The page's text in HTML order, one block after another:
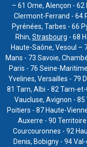
– 61 Orne, Alençon -
Clermont-Ferrand - 64
Pyrénées, Tarbes - 66
Rhin, Strasbourg - 68
Haute-Saône, Vesoul –
Mans - 73 Savoie,
Paris - 76 Seine-
Yvelines, Versailles - 79
81 Tarn, Albi - 82 Tarn-
Vaucluse, Avignon -
Poitiers - 87 Haute-
Auxerre - 90
Courcouronnes - 92
Denis, Bobigny - 94